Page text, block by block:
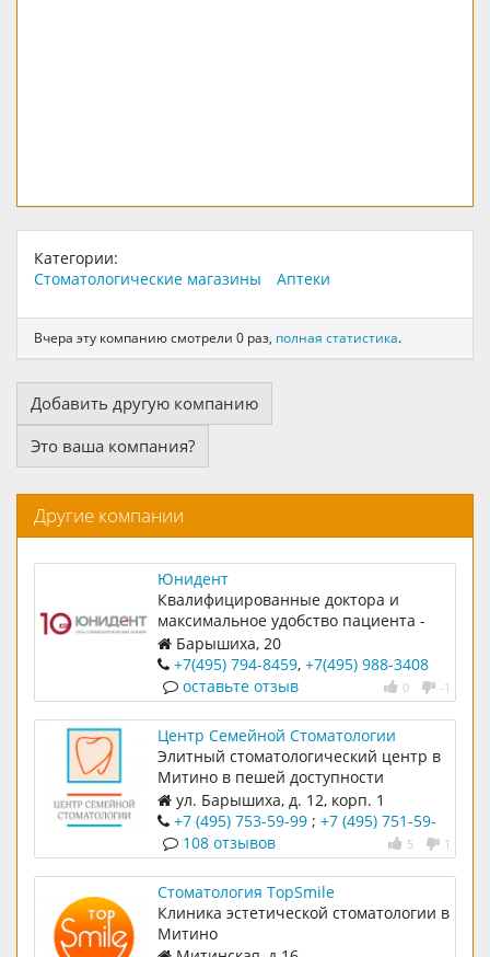
Категории:
Стоматологические магазины
Аптеки
Вчера эту компанию смотрели 0 раз, полная статистика.
Добавить другую компанию
Это ваша компания?
Другие компании
Юнидент
Квалифицированные доктора и
максимальное удобство пациента -
это то, к чему уже привыкли все наши
пациенты.
Барышиха, 20
+7(495) 794-8459, +7(495) 988-3408
0 -1
оставьте отзыв
Центр Семейной Стоматологии
Элитный стоматологический центр в
Митино в пешей доступности
ул. Барышиха, д. 12, корп. 1
+7 (495) 753-59-99 ; +7 (495) 751-59-
99
5 1
108 отзывов
Стоматология TopSmile
Клиника эстетической стоматологии в
Митино